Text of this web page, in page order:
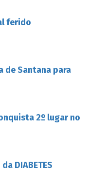
ferido
de Santana para
2º lugar no
DIABETES